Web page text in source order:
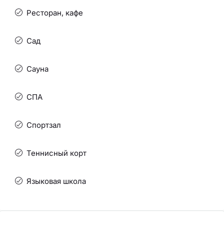
Ресторан, кафе
Сад
Сауна
СПА
Спортзал
Теннисный корт
Языковая школа